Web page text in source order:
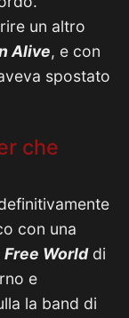
un altro
Alive, e con
spostato
che
con una
Free Worlddi
e
la band di